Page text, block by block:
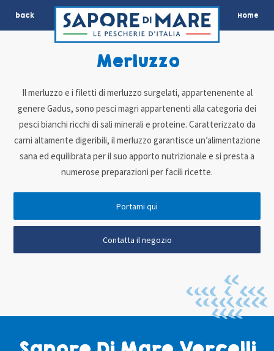
back Home
Merluzzo
Il merluzzo e i filetti di merluzzo surgelati, appartenenente al
genere Gadus, sono pesci magri appartenenti alla categoria dei
pesci bianchi ricchi di sali minerali e proteine. Caratterizzato da
carni altamente digeribili, il merluzzo garantisce un’alimentazione
sana ed equilibrata per il suo apporto nutrizionale e si presta a
numerose preparazioni per facili ricette.
Portami qui
Contatta il negozio